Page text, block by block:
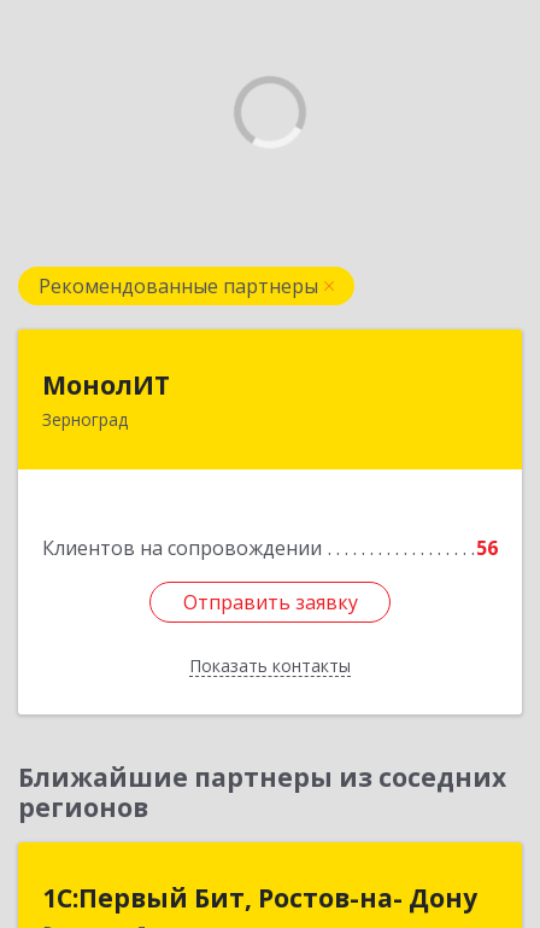
Рекомендованные партнеры
МонолИТ
Зерноград
Клиентов на сопровождении 56
Отправить заявку
Показать контакты
347740, Ростовская обл, Зерноградский р-н,
Отправить заявку
Назад
Ближайшие партнеры из соседних
регионов
1С:Первый Бит, Ростов-на- Дону
1С:Первый Бит, Ростов-на- Дону